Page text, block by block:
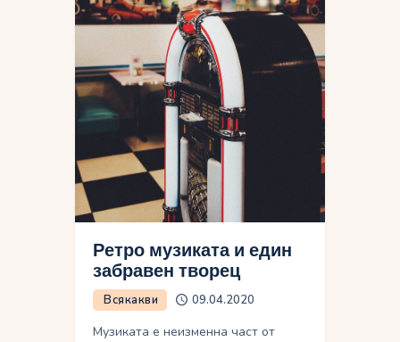
Ретро музиката и един
забравен творец
Всякакви 09.04.2020
Музиката е неизменна част от